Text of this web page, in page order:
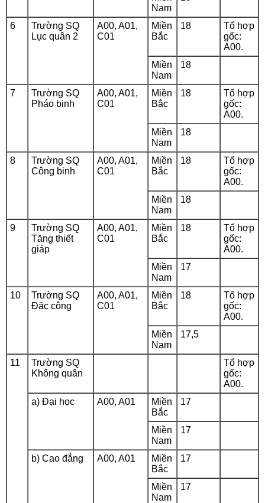
Nam
6
Trường SQ
Lục quân 2
A00, A01,
C01
Miền
Bắc
18
Tổ hợp
gốc:
A00.
Miền
Nam
18
7
Trường SQ
Pháo binh
A00, A01,
C01
Miền
Bắc
18
Tổ hợp
gốc:
A00.
Miền
Nam
18
8
Trường SQ
Công binh
A00, A01,
C01
Miền
Bắc
18
Tổ hợp
gốc:
A00.
Miền
Nam
18
9
Trường SQ
Tăng thiết
giáp
A00, A01,
C01
Miền
Bắc
18
Tổ hợp
gốc:
A00.
Miền
Nam
17
10
Trường SQ
Đặc công
A00, A01,
C01
Miền
Bắc
18
Tổ hợp
gốc:
A00.
Miền
Nam
17,5
11
Trường SQ
Không quân
Tổ hợp
gốc:
A00.
a) Đại học
A00, A01
Miền
Bắc
17
Miền
Nam
17
b) Cao đẳng A00, A01
Miền
Bắc
17
Miền
Nam
17